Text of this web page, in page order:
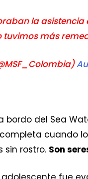
la
más
bordo del Sea
cuando
sin rostro. Son